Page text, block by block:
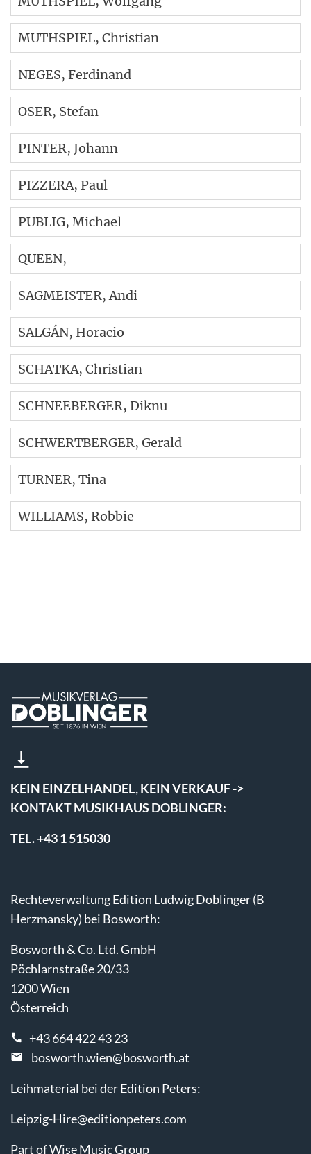
MUTHSPIEL, Christian
NEGES, Ferdinand
OSER, Stefan
PINTER, Johann
PIZZERA, Paul
PUBLIG, Michael
QUEEN,
SAGMEISTER, Andi
SALGÁN, Horacio
SCHATKA, Christian
SCHNEEBERGER, Diknu
SCHWERTBERGER, Gerald
TURNER, Tina
WILLIAMS, Robbie
KEIN EINZELHANDEL, KEIN VERKAUF ->
KONTAKT MUSIKHAUS DOBLINGER:
TEL. +43 1 515030
Rechteverwaltung Edition Ludwig Doblinger (B
Herzmansky) bei Bosworth:
Bosworth & Co. Ltd. GmbH
Pöchlarnstraße 20/33
1200 Wien
Österreich
+43 664 422 43 23
bosworth.wien@bosworth.at
Leihmaterial bei der Edition Peters:
Leipzig-Hire@editionpeters.com
Part of Wise Music Group